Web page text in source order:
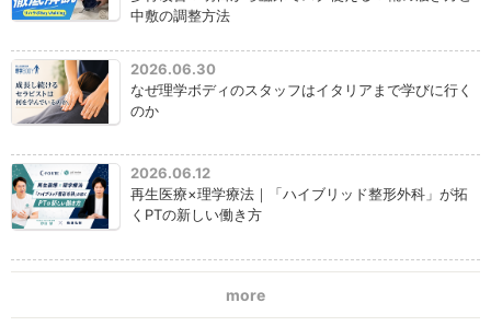
中敷の調整方法
2026.06.30
なぜ理学ボディのスタッフはイタリアまで学びに行く
のか
2026.06.12
再生医療×理学療法｜「ハイブリッド整形外科」が拓
くPTの新しい働き方
more